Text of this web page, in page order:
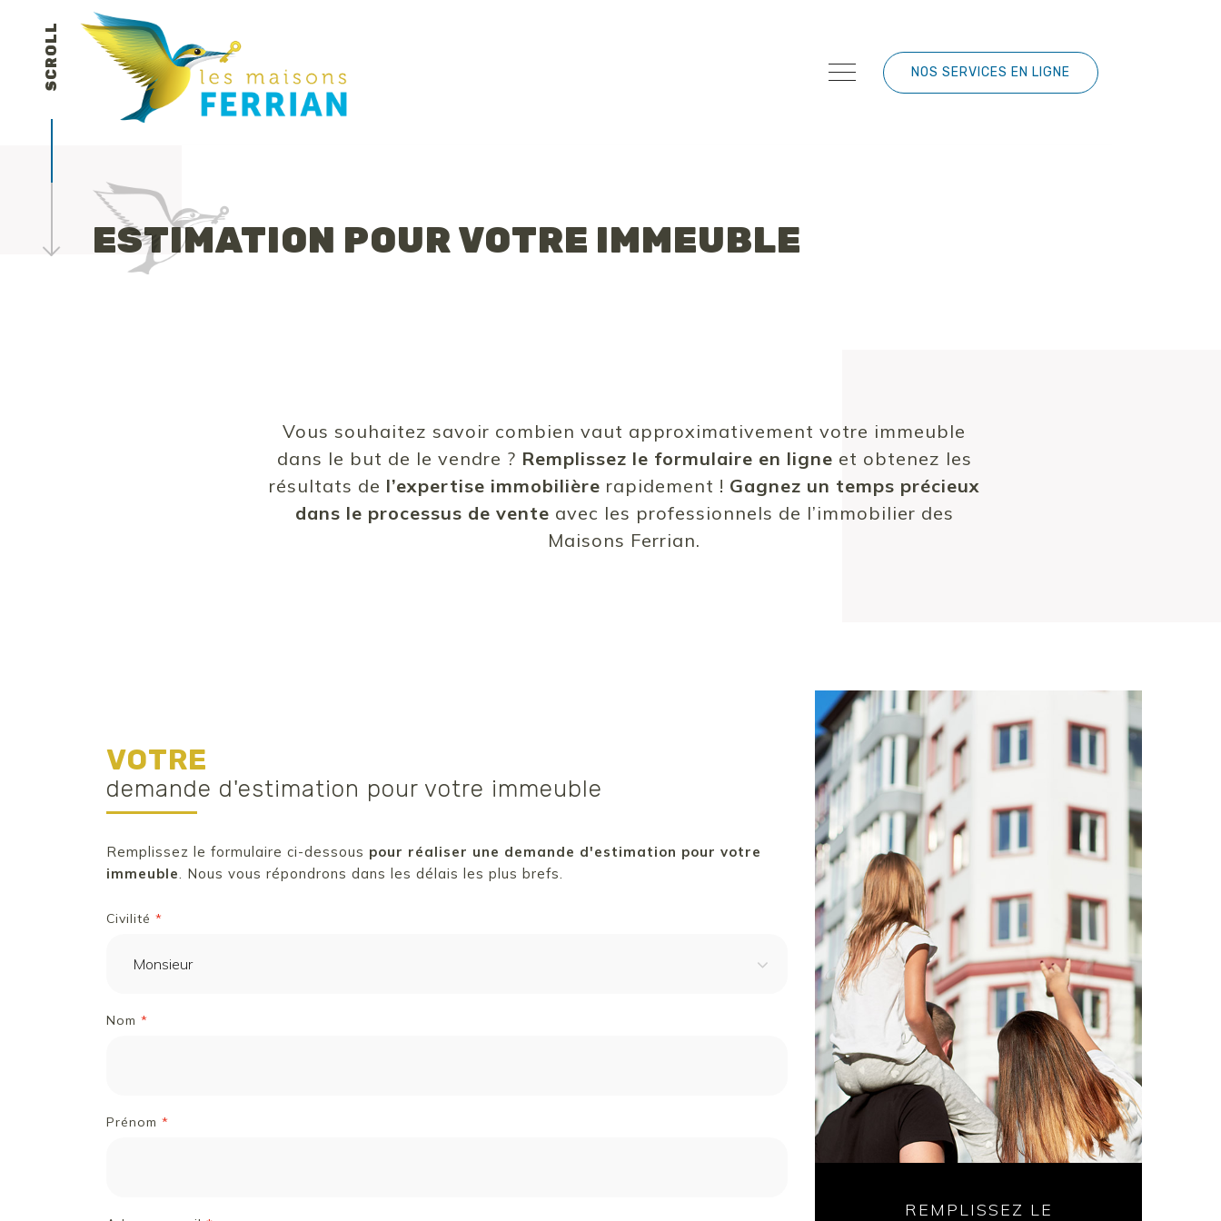
NOS SERVICES EN LIGNE
SCROLL
ESTIMATION POUR VOTRE IMMEUBLE
Vous souhaitez savoir combien vaut approximativement votre immeuble
dans le but de le vendre ? Remplissez le formulaire en ligne et obtenez les
résultats de l’expertise immobilière rapidement ! Gagnez un temps précieux
dans le processus de vente avec les professionnels de l’immobilier des
Maisons Ferrian.
VOTRE
demande d'estimation pour votre immeuble
Remplissez le formulaire ci-dessous pour réaliser une demande d'estimation pour votre
immeuble. Nous vous répondrons dans les délais les plus brefs.
Civilité *
Nom *
Prénom *
REMPLISSEZ LE